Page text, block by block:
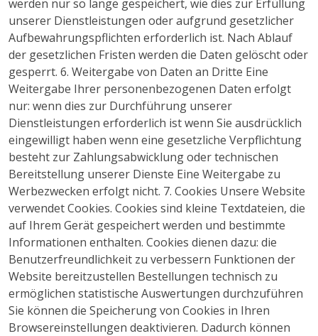
werden nur so lange gespeichert, wie dies zur Erfüllung
unserer Dienstleistungen oder aufgrund gesetzlicher
Aufbewahrungspflichten erforderlich ist. Nach Ablauf
der gesetzlichen Fristen werden die Daten gelöscht oder
gesperrt. 6. Weitergabe von Daten an Dritte Eine
Weitergabe Ihrer personenbezogenen Daten erfolgt
nur: wenn dies zur Durchführung unserer
Dienstleistungen erforderlich ist wenn Sie ausdrücklich
eingewilligt haben wenn eine gesetzliche Verpflichtung
besteht zur Zahlungsabwicklung oder technischen
Bereitstellung unserer Dienste Eine Weitergabe zu
Werbezwecken erfolgt nicht. 7. Cookies Unsere Website
verwendet Cookies. Cookies sind kleine Textdateien, die
auf Ihrem Gerät gespeichert werden und bestimmte
Informationen enthalten. Cookies dienen dazu: die
Benutzerfreundlichkeit zu verbessern Funktionen der
Website bereitzustellen Bestellungen technisch zu
ermöglichen statistische Auswertungen durchzuführen
Sie können die Speicherung von Cookies in Ihren
Browsereinstellungen deaktivieren. Dadurch können